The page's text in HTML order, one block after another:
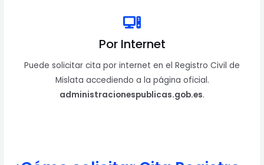
Por Internet
Puede solicitar cita por internet en el Registro Civil de
Mislata accediendo a la página oficial.
administracionespublicas.gob.es.